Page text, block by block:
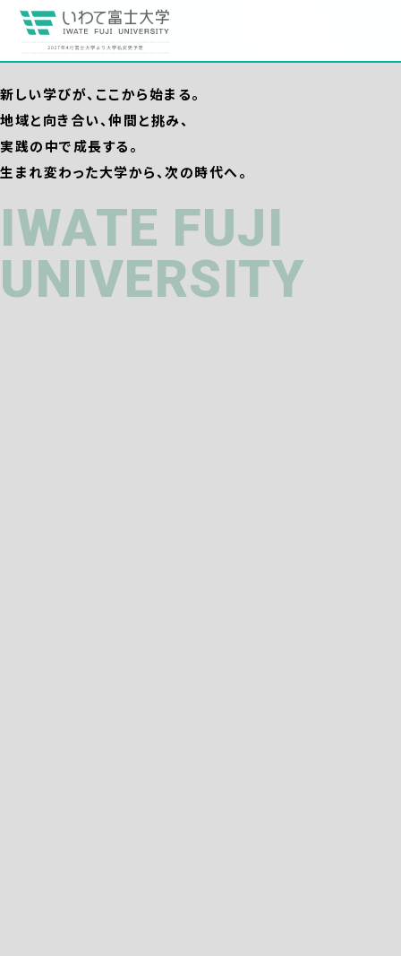
新しい学びが、ここから始まる。
地域と向き合い、仲間と挑み、
実践の中で成長する。
生まれ変わった大学から、次の時代へ。
IWATE FUJI
UNIVERSITY